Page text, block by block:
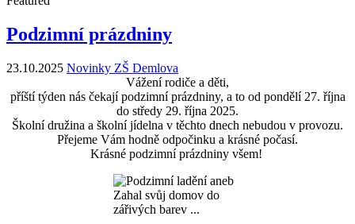
Podzimní prázdniny
23.10.2025 Novinky ZŠ Demlova
Vážení rodiče a děti,
příští týden nás čekají podzimní prázdniny, a to od pondělí 27. října
do středy 29. října 2025.
Školní družina a školní jídelna v těchto dnech nebudou v provozu.
Přejeme Vám hodně odpočinku a krásné počasí.
Krásné podzimní prázdniny všem!